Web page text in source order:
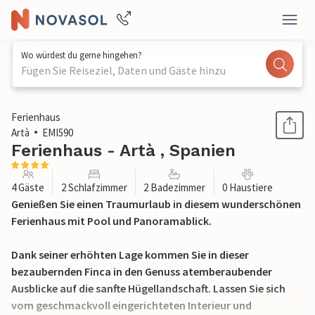
Wo würdest du gerne hingehen?
Fügen Sie Reiseziel, Daten und Gäste hinzu
1 / 34
Ferienhaus
Artà
EMI590
Ferienhaus - Artà , Spanien
4 Gäste 2 Schlafzimmer 2 Badezimmer 0 Haustiere
Genießen Sie einen Traumurlaub in diesem wunderschönen
Ferienhaus mit Pool und Panoramablick.
Dank seiner erhöhten Lage kommen Sie in dieser
bezaubernden Finca in den Genuss atemberaubender
Ausblicke auf die sanfte Hügellandschaft. Lassen Sie sich
vom geschmackvoll eingerichteten Interieur und